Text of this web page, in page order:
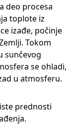
deo procesa
toplote iz
izađe, počinje
Tokom
sunčevog
se ohladi,
u atmosferu.
prednosti